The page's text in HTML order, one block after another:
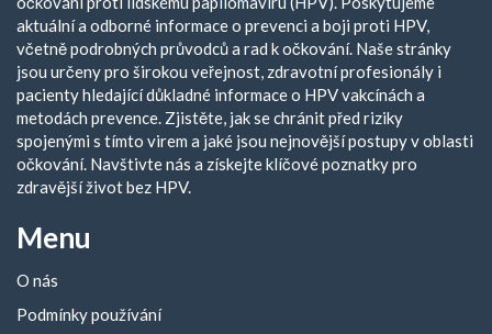
aktuální a odborné informace o prevenci a boji proti HPV,
včetně podrobných průvodců a rad k očkování. Naše stránky
jsou určeny pro širokou veřejnost, zdravotní profesionály i
pacienty hledající důkladné informace o HPV vakcínách a
metodách prevence. Zjistěte, jak se chránit před riziky
spojenými s tímto virem a jaké jsou nejnovější postupy v oblasti
očkování. Navštivte nás a získejte klíčové poznatky pro
zdravější život bez HPV.
Menu
O nás
Podmínky používání